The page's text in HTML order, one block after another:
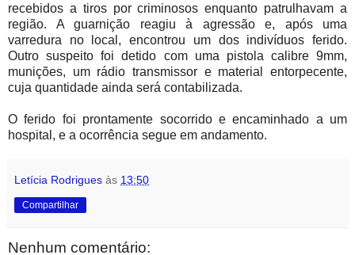
recebidos a tiros por criminosos enquanto patrulhavam a
região. A guarnição reagiu à agressão e, após uma
varredura no local, encontrou um dos indivíduos ferido.
Outro suspeito foi detido com uma pistola calibre 9mm,
munições, um rádio transmissor e material entorpecente,
cuja quantidade ainda será contabilizada.
O ferido foi prontamente socorrido e encaminhado a um
hospital, e a ocorrência segue em andamento.
Letícia Rodrigues às 13:50
Compartilhar
Nenhum comentário: